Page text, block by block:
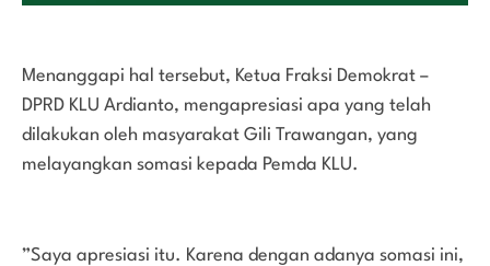
Menanggapi hal tersebut, Ketua Fraksi Demokrat –
DPRD KLU Ardianto, mengapresiasi apa yang telah
dilakukan oleh masyarakat Gili Trawangan, yang
melayangkan somasi kepada Pemda KLU.
”Saya apresiasi itu. Karena dengan adanya somasi ini,